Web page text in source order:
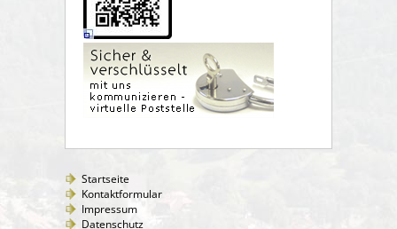
Startseite
Kontaktformular
Impressum
Datenschutz